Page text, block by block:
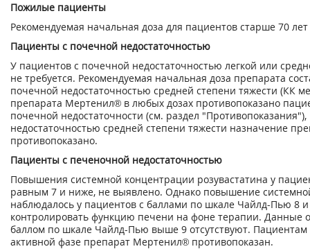
Пожилые пациенты
Рекомендуемая начальная доза для пациентов старше 70 лет
Пациенты с почечной недостаточностью
У пациентов с почечной недостаточностью легкой или
не требуется. Рекомендуемая начальная доза препарата
почечной недостаточностью средней степени тяжести (КК
препарата Мертенил® в любых дозах противопоказано
почечной недостаточности (см. раздел
недостаточностью средней степени тяжести назначение
противопоказано.
Пациенты с печеночной недостаточностью
Повышения системной концентрации розувастатина у
равным 7 и ниже, не выявлено. Однако повышение
наблюдалось у пациентов с баллами по шкале Чайлд-Пью 8 и
контролировать функцию печени на фоне терапии. Данные
баллом по шкале Чайлд-Пью выше 9 отсутствуют.
активной фазе препарат Мертенил® противопоказан.